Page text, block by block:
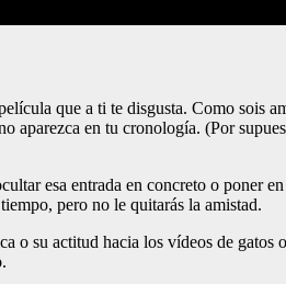
que a ti te disgusta. Como sois
en tu cronología. (Por
esa entrada en concreto o poner
pero no le quitarás la amistad.
su actitud hacia los vídeos de